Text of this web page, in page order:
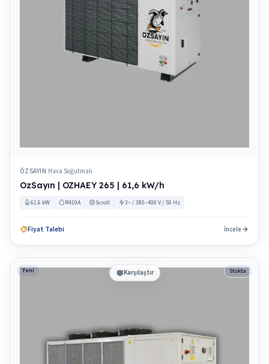
ÖZSAYIN|Hava Soğutmalı
OzSayın | OZHAEY 265 | 61,6 kW/h
61.6 kW R410A Scroll 3~ / 380–400 V / 50 Hz
Fiyat Talebi İncele
Karşılaştır
Yeni Stokta